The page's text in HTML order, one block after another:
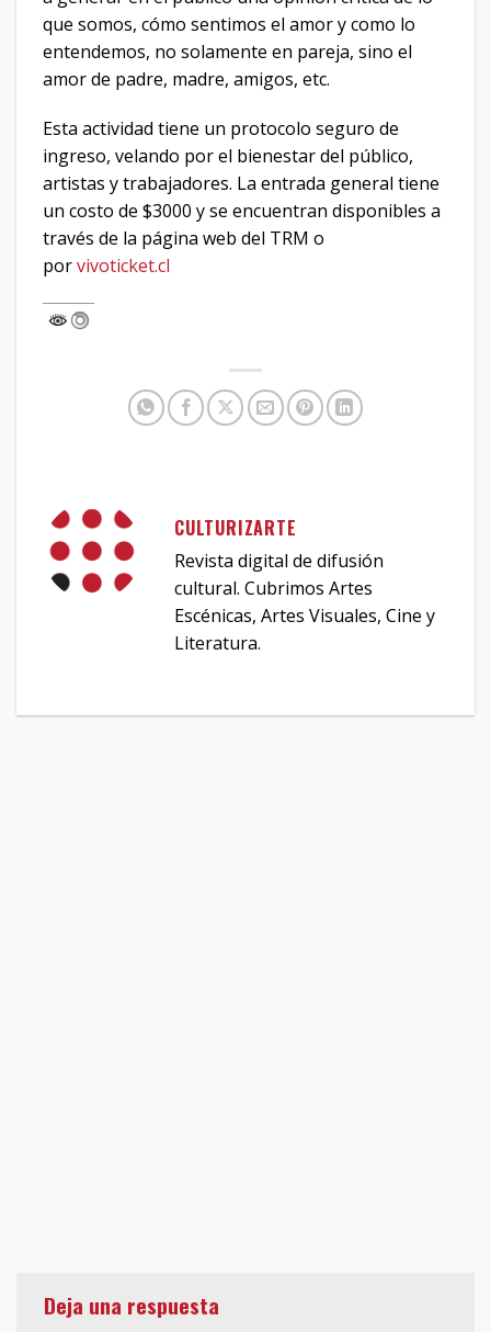
que somos, cómo sentimos el amor y como lo
entendemos, no solamente en pareja, sino el
amor de padre, madre, amigos, etc.
Esta actividad tiene un protocolo seguro de
ingreso, velando por el bienestar del público,
artistas y trabajadores. La entrada general tiene
un costo de $3000 y se encuentran disponibles a
través de la página web del TRM o
porvivoticket.cl
CULTURIZARTE
Revista digital de difusión
cultural. Cubrimos Artes
Escénicas, Artes Visuales, Cine y
Literatura.
Deja una respuesta